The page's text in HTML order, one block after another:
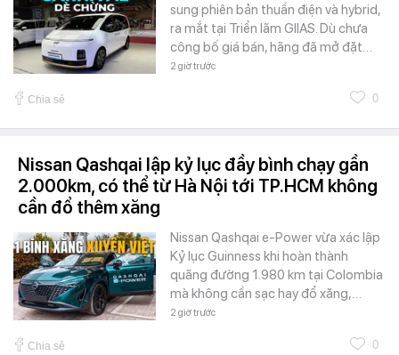
sung phiên bản thuần điện và hybrid,
ra mắt tại Triển lãm GIIAS. Dù chưa
công bố giá bán, hãng đã mở đặt…
2 giờ trước
Chia sẻ 0
Nissan Qashqai lập kỷ lục đầy bình chạy gần
2.000km, có thể từ Hà Nội tới TP.HCM không
cần đổ thêm xăng
Nissan Qashqai e-Power vừa xác lập
Kỷ lục Guinness khi hoàn thành
quãng đường 1.980 km tại Colombia
mà không cần sạc hay đổ xăng,…
2 giờ trước
Chia sẻ 0